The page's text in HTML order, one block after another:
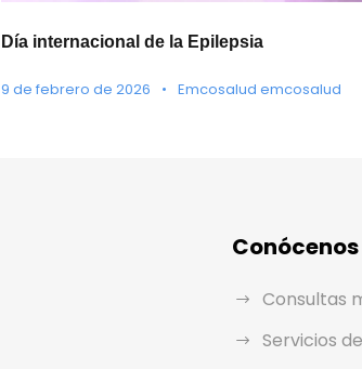
Día internacional de la Epilepsia
9 de febrero de 2026 • Emcosalud emcosalud
Conócenos
Consultas
Servicios